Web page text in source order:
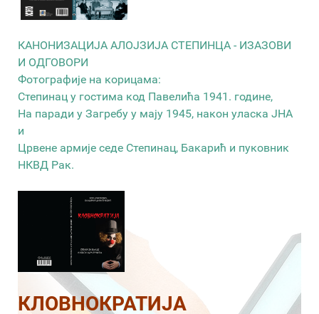
КАНОНИЗАЦИЈА АЛОЈЗИЈА СТЕПИНЦА - ИЗАЗОВИ
И ОДГОВОРИ
Фотографије на корицама:
Степинац у гостима код Павелића 1941. године,
На паради у Загребу у мају 1945, након уласка ЈНА
и
Црвене армије седе Степинац, Бакарић и пуковник
НКВД Рак.
КЛОВНОКРАТИЈА